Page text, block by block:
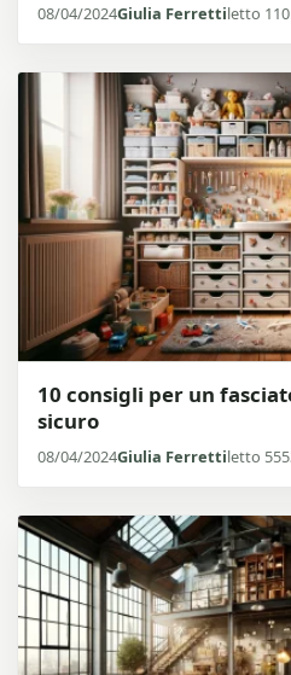
08/04/2024Giulia Ferrettiletto
10 consigli per un
sicuro
08/04/2024Giulia Ferrettiletto